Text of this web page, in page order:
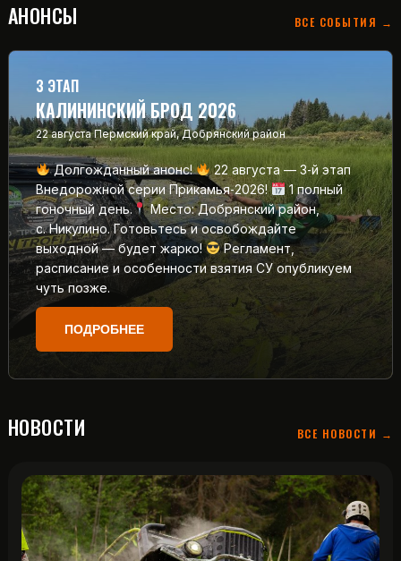
АНОНСЫ ВСЕ СОБЫТИЯ →
3 ЭТАП
КАЛИНИНСКИЙ БРОД 2026
22 августа Пермский край, Добрянский район
Долгожданный анонс!
22 августа — 3‑й этап
Внедорожной серии Прикамья‑2026!
1 полный
гоночный день.
Место: Добрянский район,
с. Никулино. Готовьтесь и освобождайте
выходной — будет жарко!
Регламент,
расписание и особенности взятия СУ опубликуем
чуть позже.
ПОДРОБНЕЕ
НОВОСТИ ВСЕ НОВОСТИ →